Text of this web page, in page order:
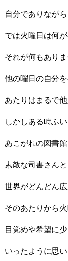
自分でありなが
では火曜日は何
それが何もありま
他の曜日の自分
あたりはまるで他
しかしある時ふ
あこがれの図書館
素敵な司書さんと
世界がどんどん広
そのあたりから火
目覚めや希望に
いったように思い